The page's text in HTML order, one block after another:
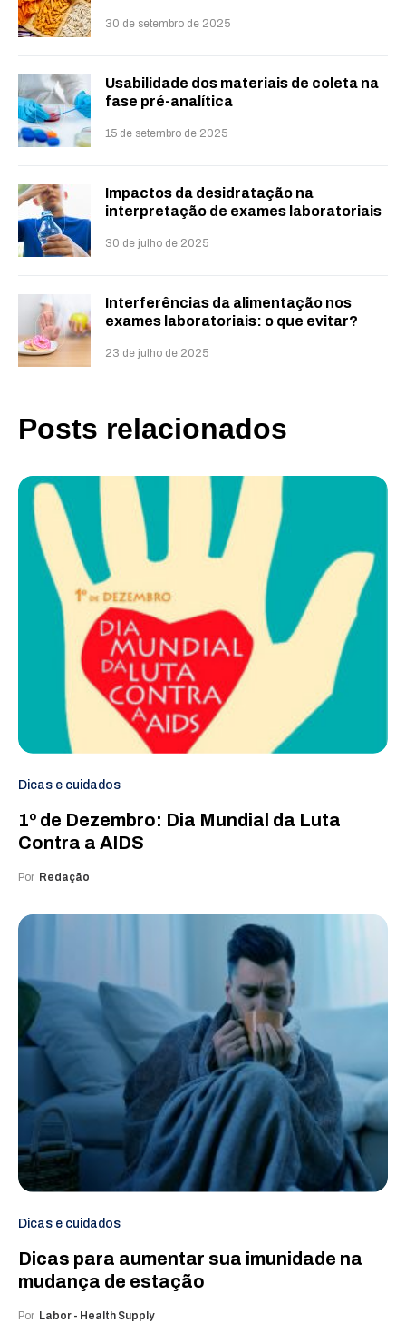
30 de setembro de 2025
Usabilidade dos materiais de coleta na
fase pré-analítica
15 de setembro de 2025
Impactos da desidratação na
interpretação de exames laboratoriais
30 de julho de 2025
Interferências da alimentação nos
exames laboratoriais: o que evitar?
23 de julho de 2025
Posts relacionados
Dicas e cuidados
1º de Dezembro: Dia Mundial da Luta
Contra a AIDS
Por Redação
Dicas e cuidados
Dicas para aumentar sua imunidade na
mudança de estação
Por Labor - Health Supply